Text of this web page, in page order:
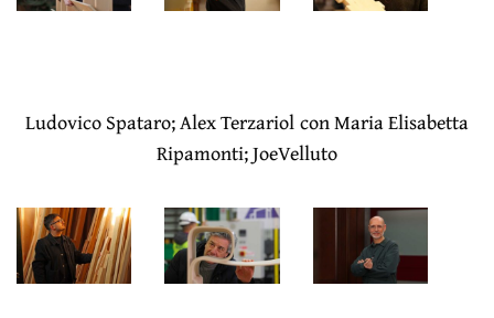
Ludovico Spataro; Alex Terzariol con Maria Elisabetta
Ripamonti; JoeVelluto